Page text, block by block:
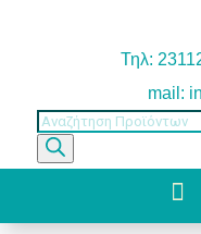
Τηλ:
mail:
Products
search
